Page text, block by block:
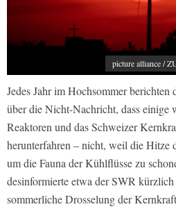
picture alliance /
Jedes Jahr im Hochsommer berichten
über die Nicht-Nachricht, dass einige
Reaktoren und das Schweizer
herunterfahren – nicht, weil die Hitze
um die Fauna der Kühlflüsse zu
desinformierte etwa der SWR
sommerliche Drosselung der